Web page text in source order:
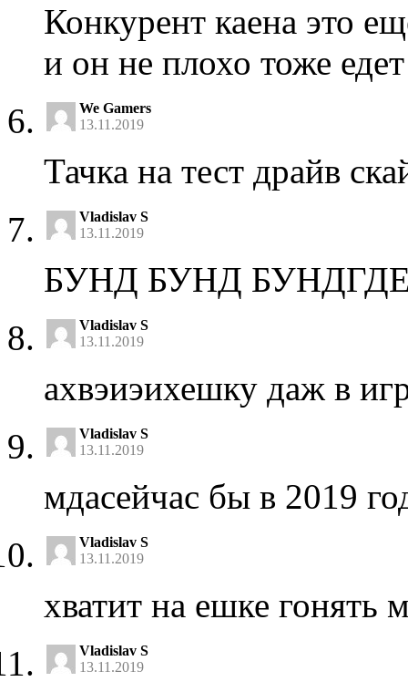
Конкурент каена это
и он не плохо тоже едет
We Gamers
13.11.2019
Тачка на тест драйв
Vladislav S
13.11.2019
БУНД БУНД
Vladislav S
13.11.2019
ахвэиэихешку даж в
Vladislav S
13.11.2019
мдасейчас бы в 2019
Vladislav S
13.11.2019
хватит на ешке гонять
Vladislav S
13.11.2019